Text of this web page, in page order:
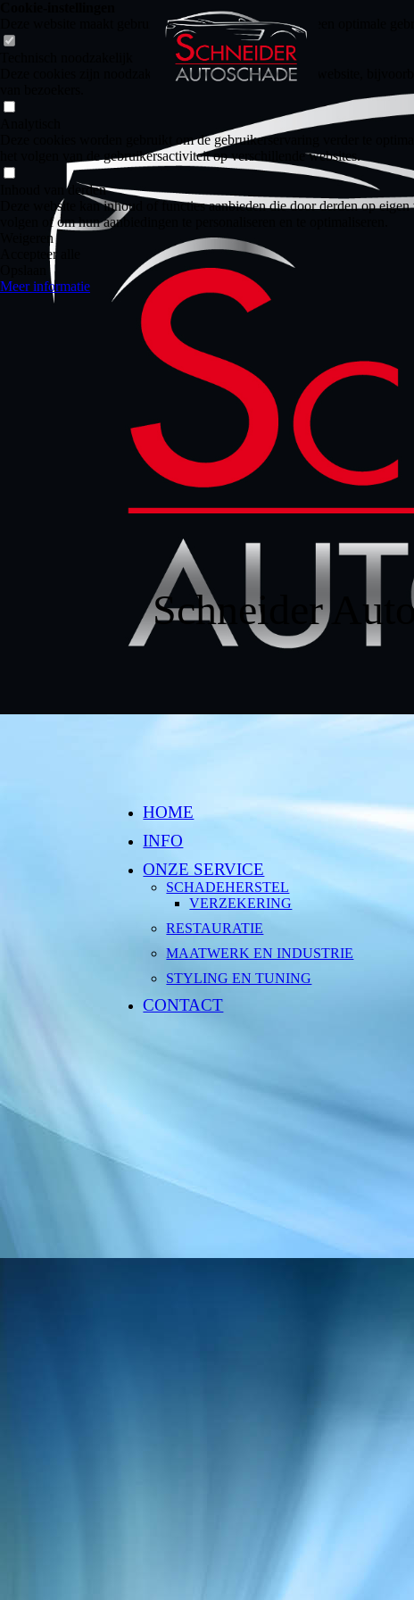
Schneider
HOME
INFO
ONZE SERVICE
SCHADEHERSTEL
VERZEKERING
RESTAURATIE
MAATWERK EN INDUSTRIE
STYLING EN TUNING
CONTACT
Deze website maakt gebruik van cookies om bezoekers een optimale
Deze cookies zijn noodzakelijk voor de werking van de website,
Deze cookies worden gebruikt om de gebruikerservaring verder te
het volgen van de gebruikersactiviteit op verschillende websites.
Inhoud van derden
Deze website kan inhoud of functies aanbieden die door derden op
volgen of om hun aanbiedingen te personaliseren en te optimaliseren.
Weigeren
Accepteer alle
Meer informatie